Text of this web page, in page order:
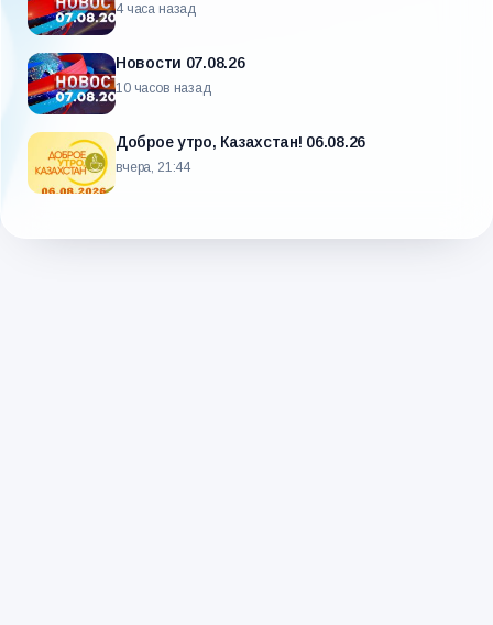
4 часа назад
Новости 07.08.26
10 часов назад
Доброе утро, Казахстан! 06.08.26
вчера, 21:44